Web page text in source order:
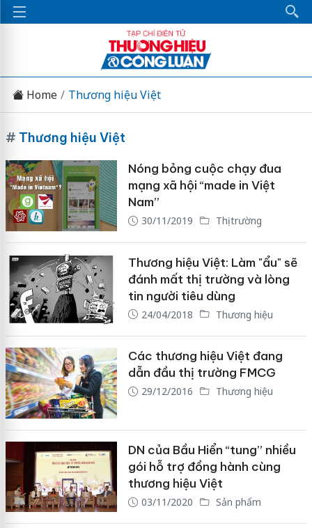
Home Thương hiệu Việt
# Thương hiệu Việt
Nóng bỏng cuộc chạy đua
mạng xã hội “made in Việt
Nam”
30/11/2019 Thị trường
Thương hiệu Việt: Làm "ẩu" sẽ
đánh mất thị trường và lòng
tin người tiêu dùng
24/04/2018 Thương hiệu
Các thương hiệu Việt đang
dẫn đầu thị trường FMCG
29/12/2016 Thương hiệu
DN của Bầu Hiển “tung” nhiều
gói hỗ trợ đồng hành cùng
thương hiệu Việt
03/11/2020 Sản phẩm